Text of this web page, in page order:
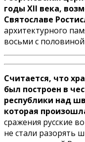
годы XII века,
Святославе
архитектурного
восьми с
Считается, что
был построен в
республики над
которая
сражения русские
не стали разорять